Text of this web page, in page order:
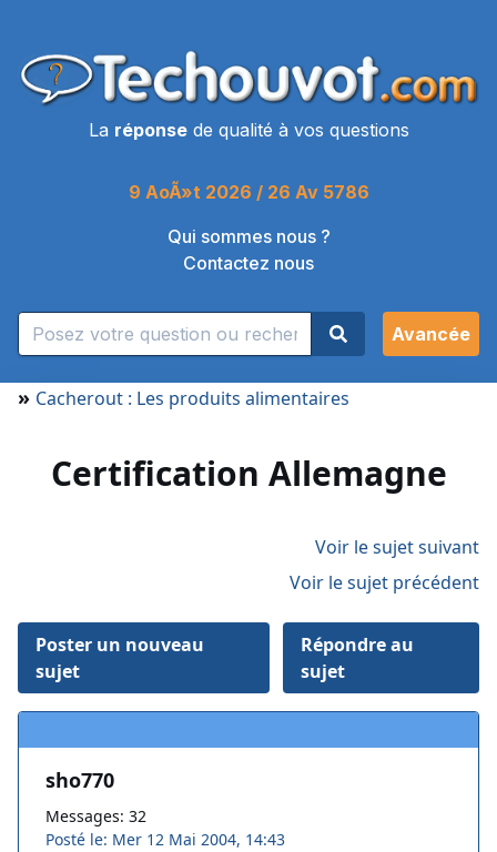
La réponsede qualité à vos questions
9 AoÃ»t 2026 / 26 Av 5786
Qui sommes nous ?
Contactez nous
Avancée
» Cacherout : Les produits alimentaires
Certification Allemagne
Voir le sujet suivant
Voir le sujet précédent
Poster un nouveau
sujet
Répondre au
sujet
sho770
Messages: 32
Posté le: Mer 12 Mai 2004, 14:43